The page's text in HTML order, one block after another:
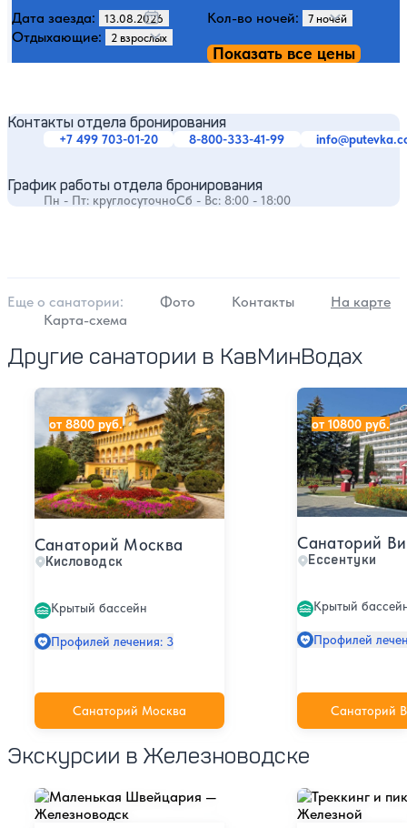
Дата заезда:
Кол-во ночей:
Отдыхающие:
Показать все цены
Контакты отдела бронирования
+7 499 703-01-20 8-800-333-41-99
График работы отдела бронирования
Пн - Пт: круглосуточноСб - Вс: 8:00 - 18:00
Еще о cанатории: Фото Контакты
На карте
Карта-схема
Другие санатории в КавМинВодах
Санаторий Москва
Кисловодск
Крытый бассейн
Профилей лечения: 3
Санаторий Москва
Санаторий Москва
от 8800 руб.
Санаторий
Ессентуки
Крытый
Профилей
Санаторий
Санаторий
от 10800 руб.
Экскурсии в Железноводске